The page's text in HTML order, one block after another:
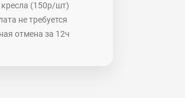
кресла (150р/шт)
не требуется
отмена за 12ч